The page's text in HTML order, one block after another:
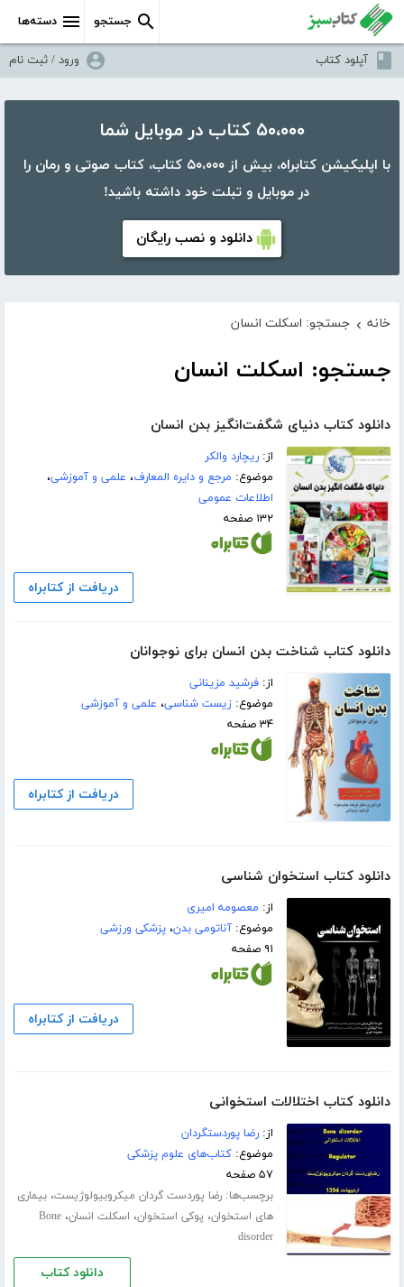
دسته‌ها جستجو
آپلود کتاب ورود / ثبت نام
۵۰،۰۰۰ کتاب در موبایل شما
با اپلیکیشن کتابراه، بیش از ۵۰،۰۰۰ کتاب، کتاب صوتی و رمان را
در موبایل و تبلت خود داشته باشید!
دانلود و نصب رایگان
خانه › جستجو: اسکلت انسان
جستجو: اسکلت انسان
دانلود کتاب دنیای شگفت‌انگیز بدن انسان
از:ریچارد والکر
موضوع: مرجع و دایره المعارف، علمی و آموزشی،
اطلاعات عمومی
۱۳۲ صفحه
دریافت از کتابراه
دانلود کتاب شناخت بدن انسان برای نوجوانان
از:فرشید مزینانی
موضوع:زیست شناسی، علمی و آموزشی
۳۴ صفحه
دریافت از کتابراه
دانلود کتاب استخوان شناسی
از: معصومه امیری
موضوع:آناتومی بدن،پزشکی ورزشی
۹۱ صفحه
دریافت از کتابراه
دانلود کتاب اختلالات استخوانی
از:رضا پوردستگردان
موضوع:کتاب‌های علوم پزشکی
۵۷ صفحه
برچسب‌ها:رضا پوردست گردان میکروبیولوژیست،بیماری
های استخوان، پوکی استخوان، اسکلت انسان،Bone
disorder
دانلود کتاب